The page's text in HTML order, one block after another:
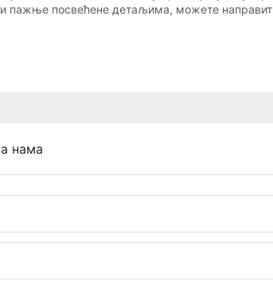
пажње посвећене детаљима, можете
нама